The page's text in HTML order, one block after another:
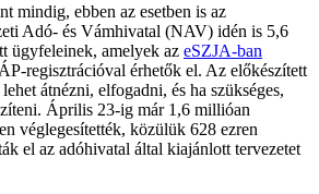
mindig, ebben az esetben is az
Adó- és Vámhivatal (NAV) idén is 5,6
ügyfeleinek, amelyek az eSZJA-ban
regisztrációval érhetők el. Az előkészített
átnézni, elfogadni, és ha szükséges,
Április 23-ig már 1,6 millióan
véglegesítették, közülük 628 ezren
el az adóhivatal által kiajánlott tervezetet